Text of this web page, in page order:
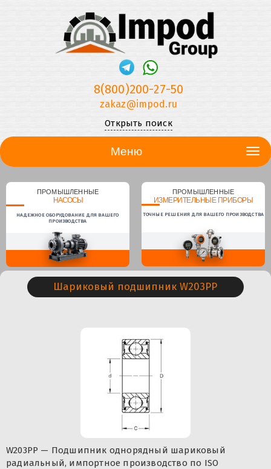
8(800)200-27-50
zakaz@impod.ru
Открыть поиск
Меню
ПРОМЫШЛЕННЫЕ
НАСОСЫ
НАДЕЖНОЕ ОБОРУДОВАНИЕ ДЛЯ ВАШЕГО
ПРОИЗВОДСТВА
ПРОМЫШЛЕННЫЕ
ИЗМЕРИТЕЛЬНЫЕ ПРИБОРЫ
ТОЧНЫЕ РЕШЕНИЯ ДЛЯ ВАШЕГО ПРОИЗВОДСТВА
Шариковый подшипник W203PP
W203PP — Подшипник однорядный шариковый
радиальный, импортное производство по ISO